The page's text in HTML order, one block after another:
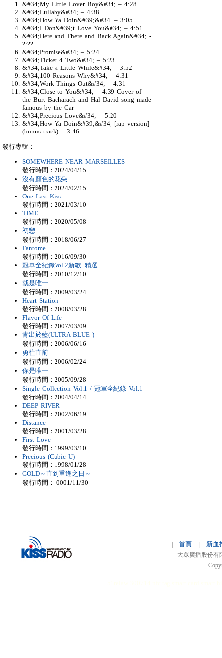
&#34;My Little Lover Boy&#34; – 4:28
&#34;Lullaby&#34; – 4:38
&#34;How Ya Doin&#39;&#34; – 3:05
&#34;I Don&#39;t Love You&#34; – 4:51
&#34;Here and There and Back Again&#34; -
?:??
&#34;Promise&#34; – 5:24
&#34;Ticket 4 Two&#34; – 5:23
&#34;Take a Little While&#34; – 3:52
&#34;100 Reasons Why&#34; – 4:31
&#34;Work Things Out&#34; – 4:31
&#34;Close to You&#34; – 4:39 Cover of
the Burt Bacharach and Hal David song made
famous by the Car
&#34;Precious Love&#34; – 5:20
&#34;How Ya Doin&#39;&#34; [rap version]
(bonus track) – 3:46
發行專輯：
SOMEWHERE NEAR MARSEILLES
發行時間：2024/04/15
沒有顏色的花朵
發行時間：2024/02/15
One Last Kiss
發行時間：2021/03/10
TIME
發行時間：2020/05/08
初戀
發行時間：2018/06/27
Fantome
發行時間：2016/09/30
冠軍全紀錄Vol.2新歌+精選
發行時間：2010/12/10
就是唯一
發行時間：2009/03/24
Heart Station
發行時間：2008/03/28
Flavor Of Life
發行時間：2007/03/09
青出於藍(ULTRA BLUE )
發行時間：2006/06/16
勇往直前
發行時間：2006/02/24
你是唯一
發行時間：2005/09/28
Single Collection Vol.1 / 冠軍全紀錄 Vol.1
發行時間：2004/04/14
DEEP RIVER
發行時間：2002/06/19
Distance
發行時間：2001/03/28
First Love
發行時間：1999/03/10
Precious (Cubic U)
發行時間：1998/01/28
GOLD～直到重逢之日～
發行時間：-0001/11/30
首頁 新血
大眾廣播股份有